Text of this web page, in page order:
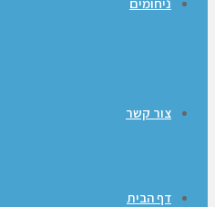
צור קשר
דף הבית